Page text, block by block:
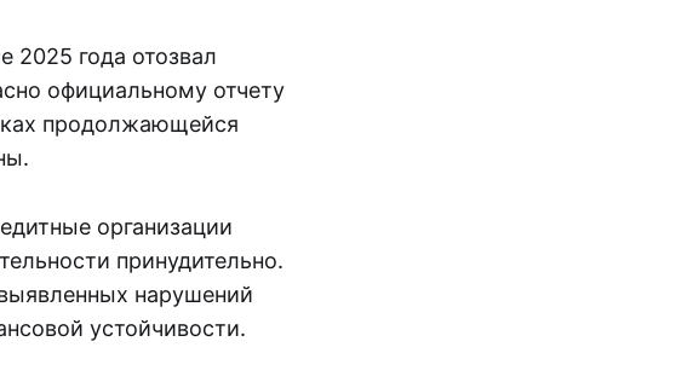
2025 года отозвал
официальному отчету
продолжающейся
организации
принудительно.
нарушений
устойчивости.